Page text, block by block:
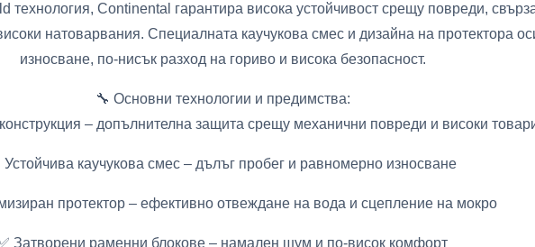
технология, Continental гарантира висока устойчивост срещу повреди,
натоварвания. Специалната каучукова смес и дизайна на протектора
износване, по-нисък разход на гориво и висока безопасност.
🔧 Основни технологии и предимства:
– допълнителна защита срещу механични повреди и високи
Устойчива каучукова смес – дълъг пробег и равномерно износване
протектор – ефективно отвеждане на вода и сцепление на мокро
Затворени раменни блокове – намален шум и по-висок комфорт